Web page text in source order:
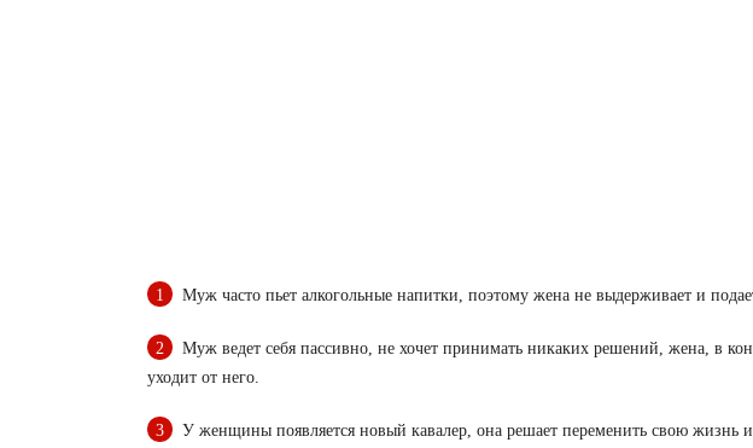
Муж часто пьет алкогольные напитки, поэтому жена не выдерживает и
Муж ведет себя пассивно, не хочет принимать никаких решений, жена, в
уходит от него.
У женщины появляется новый кавалер, она решает переменить свою жизнь и